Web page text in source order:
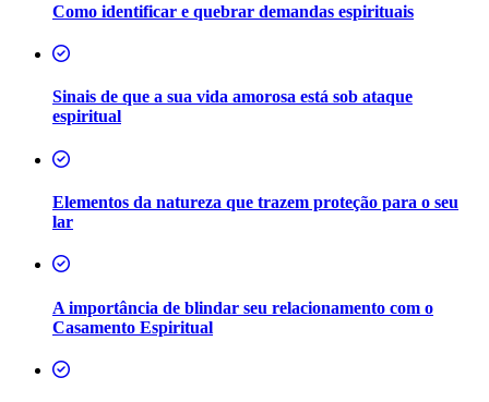
Como identificar e quebrar demandas espirituais
Sinais de que a sua vida amorosa está sob ataque
espiritual
Elementos da natureza que trazem proteção para o seu
lar
A importância de blindar seu relacionamento com o
Casamento Espiritual